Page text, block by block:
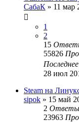
СабаК » 11 мар
1
2
15
55826
28 июл
Steam на
sipok » 15 май
2 Ответы
23963